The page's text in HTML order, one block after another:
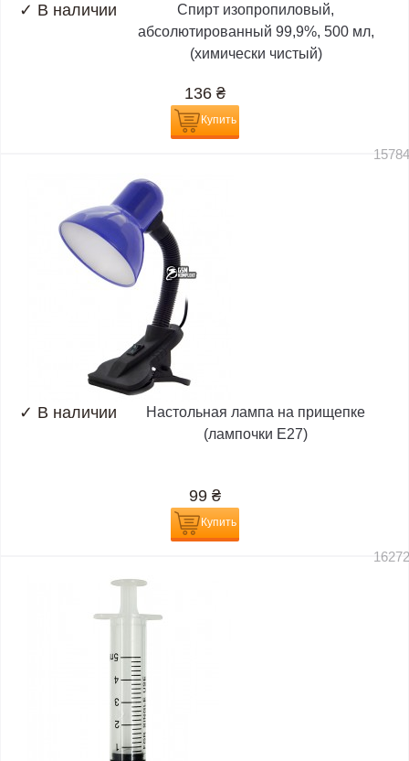
✓ В наличии
Спирт изопропиловый,
абсолютированный 99,9%, 500 мл,
(химически чистый)
136 ₴
Купить
✓ В наличии
Настольная лампа на прищепке
(лампочки E27)
99 ₴
Купить